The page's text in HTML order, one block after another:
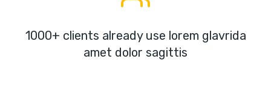
1000+ clients already use lorem glavrida
amet dolor sagittis